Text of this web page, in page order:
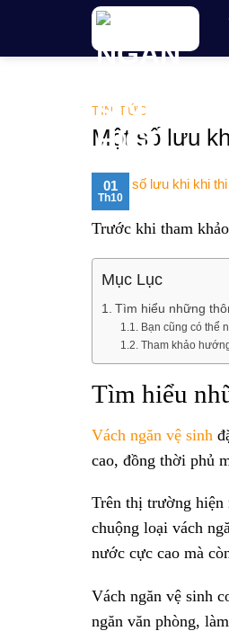
TIN TỨC
​Một số lưu
01
Th10
Trước khi tham
Mục Lục
Tìm hiểu những
Bạn cũng có thể
Tham khảo
Tìm hiểu
Vách ngăn vệ sinh
cao, đồng thời phủ
Trên thị trường hiện
chuộng loại vách
nước cực cao mà
Vách ngăn vệ sinh
ngăn văn phòng,